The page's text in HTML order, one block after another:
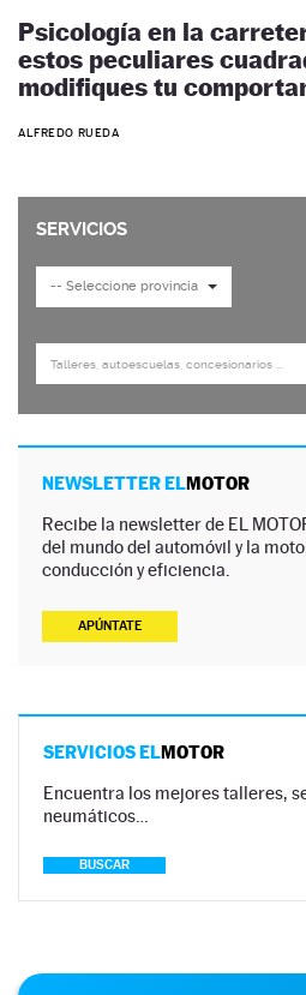
Psicología en la
estos peculiares
modifiques tu
ALFREDO RUEDA
NEWSLETTER ELMOTOR
Recibe la newsletter de EL
del mundo del automóvil y la
conducción y eficiencia.
APÚNTATE
SERVICIOS ELMOTOR
Encuentra los mejores talleres,
neumáticos…
BUSCAR